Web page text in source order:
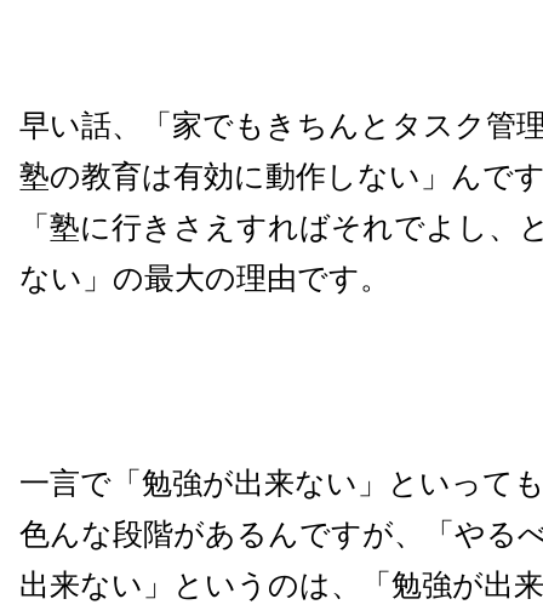
早い話、「家でもきちんとタスク管
塾の教育は有効に動作しない」んで
「塾に行きさえすればそれでよし、
ない」の最大の理由です。
一言で「勉強が出来ない」といって
色んな段階があるんですが、「やる
出来ない」というのは、「勉強が出